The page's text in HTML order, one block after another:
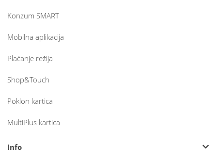
Konzum SMART
Mobilna aplikacija
Plaćanje režija
Shop&Touch
Poklon kartica
MultiPlus kartica
Info